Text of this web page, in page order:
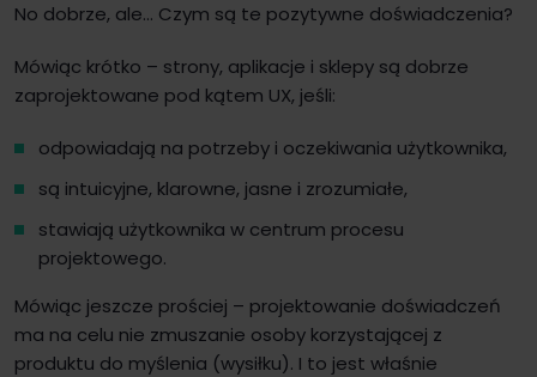
No dobrze, ale… Czym są te pozytywne doświadczenia?
Mówiąc krótko – strony, aplikacje i sklepy są dobrze
zaprojektowane pod kątem UX, jeśli:
odpowiadają na potrzeby i oczekiwania użytkownika,
są intuicyjne, klarowne, jasne i zrozumiałe,
stawiają użytkownika w centrum procesu
projektowego.
Mówiąc jeszcze prościej – projektowanie doświadczeń
ma na celu nie zmuszanie osoby korzystającej z
produktu do myślenia (wysiłku). I to jest właśnie